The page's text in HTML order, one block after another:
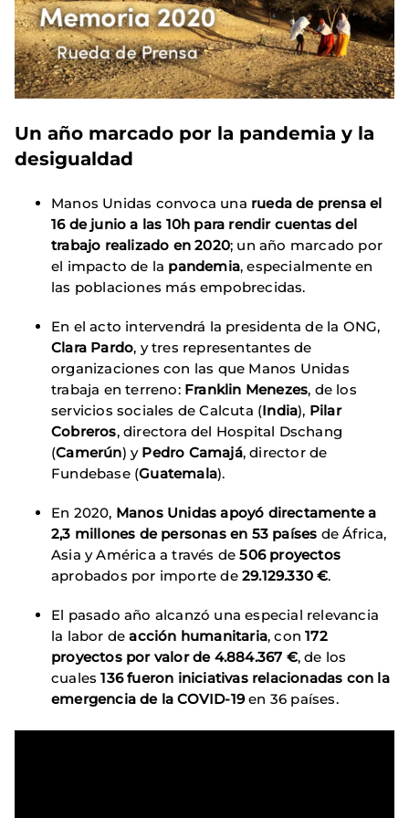
Un año marcado por la pandemia y la
desigualdad
Manos Unidas convoca una rueda de prensa el
16 de junio a las 10h para rendir cuentas del
trabajo realizado en 2020; un año marcado por
el impacto de la pandemia, especialmente en
las poblaciones más empobrecidas.
En el acto intervendrá la presidenta de la ONG,
Clara Pardo, y tres representantes de
organizaciones con las que Manos Unidas
trabaja en terreno: Franklin Menezes, de los
servicios sociales de Calcuta (India), Pilar
Cobreros, directora del Hospital Dschang
(Camerún) y Pedro Camajá, director de
Fundebase (Guatemala).
En 2020, Manos Unidas apoyó directamente a
2,3 millones de personas en 53 países de África,
Asia y América a través de506 proyectos
aprobados por importe de 29.129.330 €.
El pasado año alcanzó una especial relevancia
la labor deacción humanitaria, con172
proyectos por valor de 4.884.367 €, de los
cuales136 fueron iniciativas relacionadas con la
emergencia de la COVID-19en 36 países.